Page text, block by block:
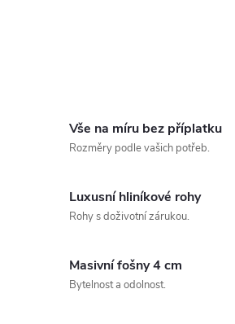
Vše na míru bez příplatku
Rozměry podle vašich potřeb.
Luxusní hliníkové rohy
Rohy s doživotní zárukou.
Masivní fošny 4 cm
Bytelnost a odolnost.